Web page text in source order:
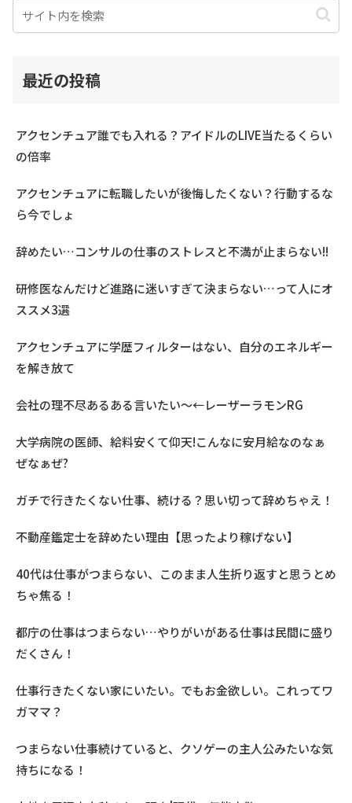
最近の投稿
アクセンチュア誰でも入れる？アイドルのLIVE当たるくらい
の倍率
アクセンチュアに転職したいが後悔したくない？行動するな
ら今でしょ
辞めたい…コンサルの仕事のストレスと不満が止まらない!!
研修医なんだけど進路に迷いすぎて決まらない…って人にオ
ススメ3選
アクセンチュアに学歴フィルターはない、自分のエネルギー
を解き放て
会社の理不尽あるある言いたい～←レーザーラモンRG
大学病院の医師、給料安くて仰天!こんなに安月給なのなぁ
ぜなぁぜ?
ガチで行きたくない仕事、続ける？思い切って辞めちゃえ！
不動産鑑定士を辞めたい理由【思ったより稼げない】
40代は仕事がつまらない、このまま人生折り返すと思うとめ
ちゃ焦る！
都庁の仕事はつまらない…やりがいがある仕事は民間に盛り
だくさん！
仕事行きたくない家にいたい。でもお金欲しい。これってワ
ガママ？
つまらない仕事続けていると、クソゲーの主人公みたいな気
持ちになる！